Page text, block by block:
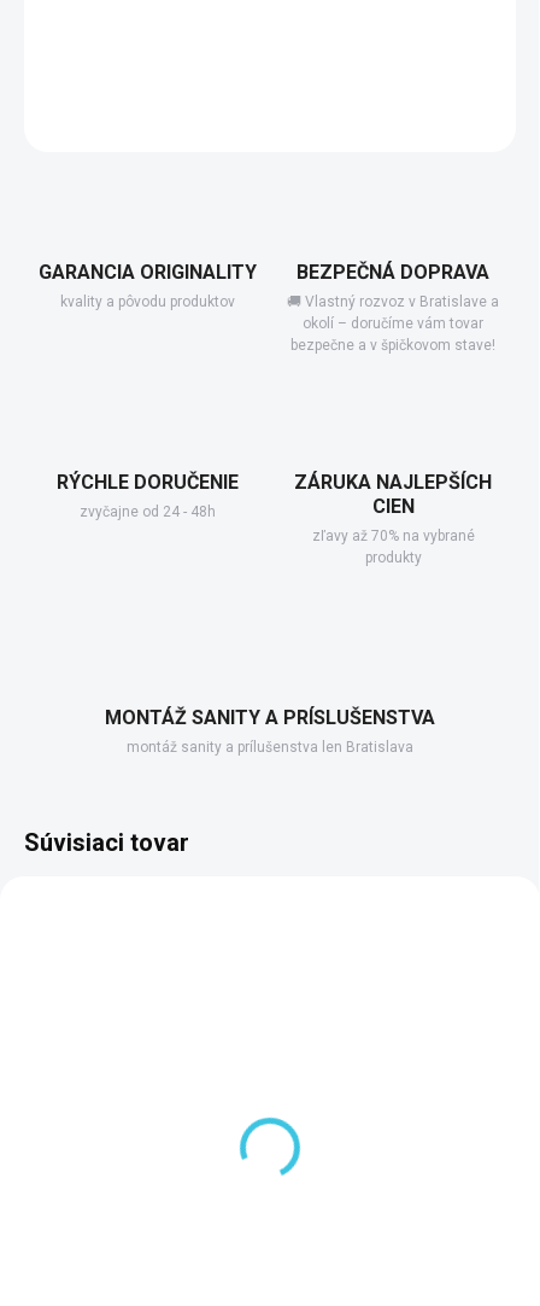
GARANCIA ORIGINALITY
kvality a pôvodu produktov
BEZPEČNÁ DOPRAVA
🚚 Vlastný rozvoz v Bratislave a
okolí – doručíme vám tovar
bezpečne a v špičkovom stave!
RÝCHLE DORUČENIE
zvyčajne od 24 - 48h
ZÁRUKA NAJLEPŠÍCH
CIEN
zľavy až 70% na vybrané
produkty
MONTÁŽ SANITY A PRÍSLUŠENSTVA
montáž sanity a prílušenstva len Bratislava
Súvisiaci tovar
nožičky k vaničkám, 8ks